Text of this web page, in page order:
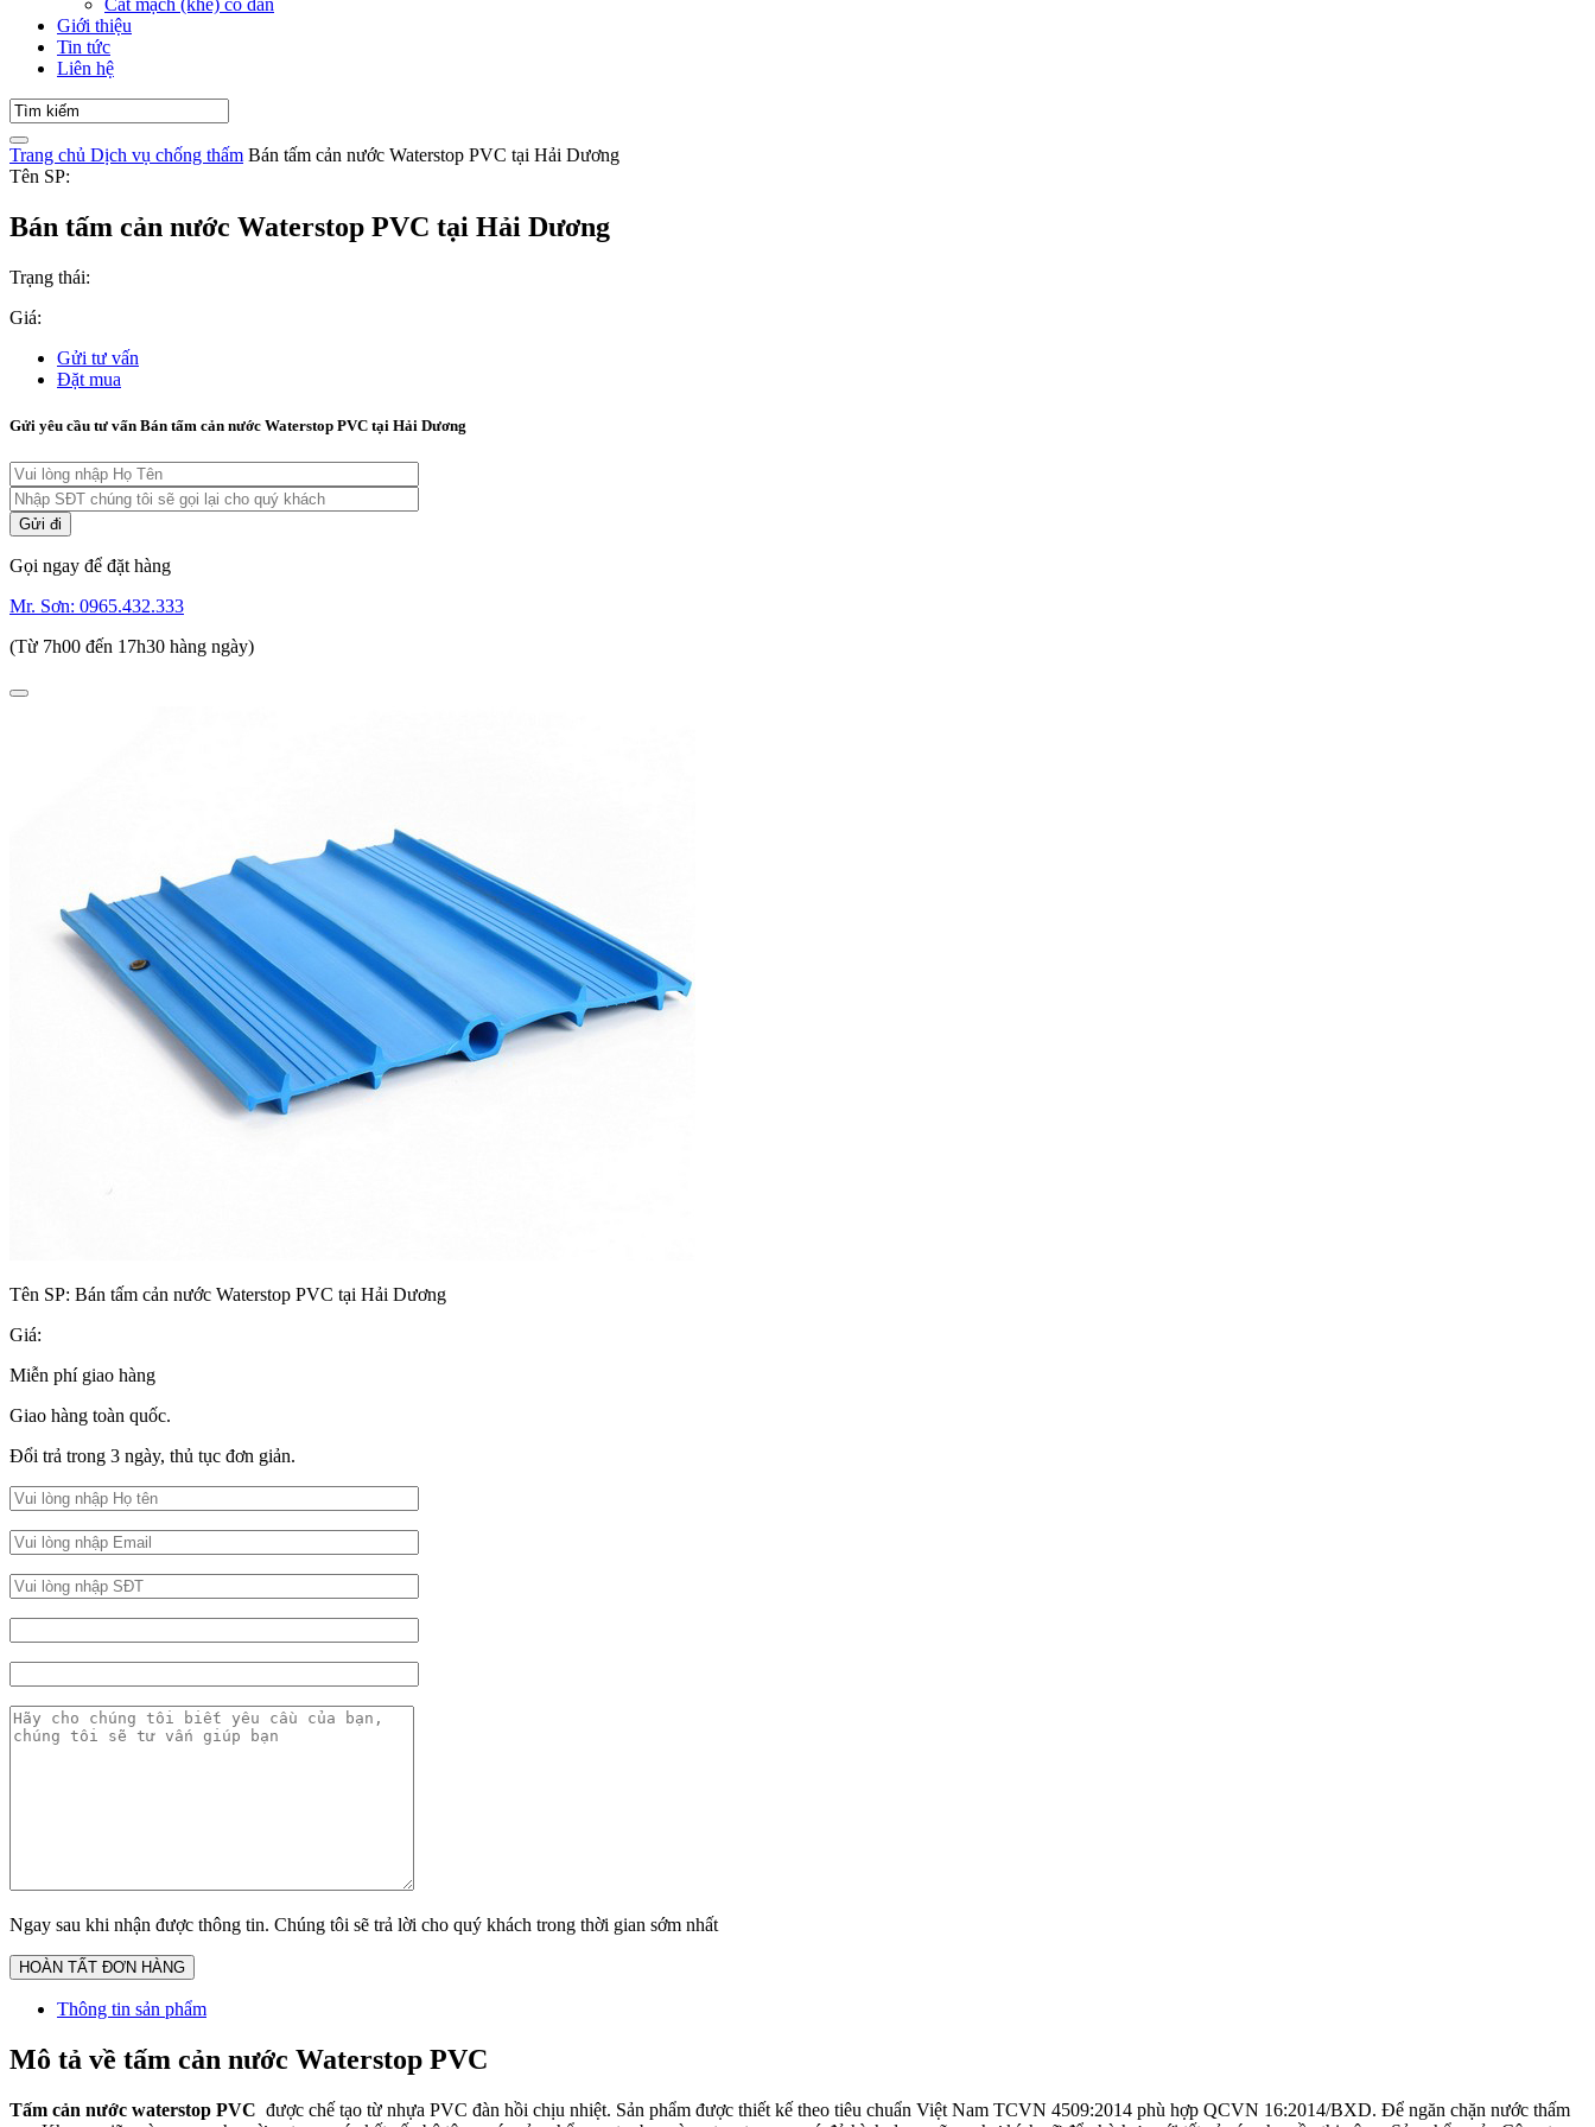
Cắt mạch (khe) co dãn
Giới thiệu
Tin tức
Liên hệ
Trang chủ Dịch vụ chống thấm Bán tấm cản nước Waterstop PVC tại Hải Dương
Tên SP:
Bán tấm cản nước Waterstop PVC tại Hải Dương
Trạng thái:
Giá:
Gửi tư vấn
Đặt mua
Gửi yêu cầu tư vấn Bán tấm cản nước Waterstop PVC tại Hải Dương
Gọi ngay để đặt hàng
Mr. Sơn: 0965.432.333
(Từ 7h00 đến 17h30 hàng ngày)
Tên SP: Bán tấm cản nước Waterstop PVC tại Hải Dương
Giá:
Miễn phí giao hàng
Giao hàng toàn quốc.
Đổi trả trong 3 ngày, thủ tục đơn giản.
Ngay sau khi nhận được thông tin. Chúng tôi sẽ trả lời cho quý khách trong thời gian sớm nhất
Thông tin sản phẩm
Mô tả về tấm cản nước Waterstop PVC
Tấm cản nước waterstop PVC được chế tạo từ nhựa PVC đàn hồi chịu nhiệt. Sản phẩm được thiết kế theo tiêu chuẩn Việt Nam TCVN 4509:2014 phù hợp QCVN 16:2014/BXD. Để ngăn chặn nước thấm